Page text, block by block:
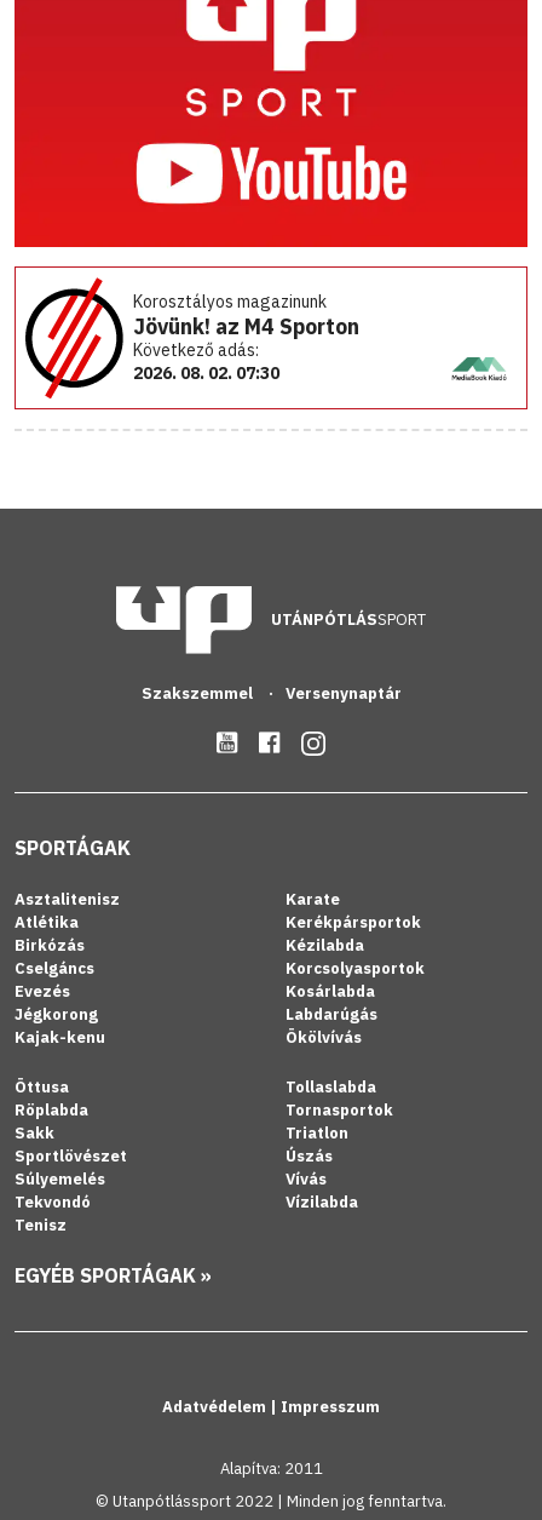
Korosztályos magazinunk
Jövünk! az M4 Sporton
Következő adás:
2026. 08. 02. 07:30
UTÁNPÓTLÁSSPORT
Szakszemmel Versenynaptár
SPORTÁGAK
Asztalitenisz
Atlétika
Birkózás
Cselgáncs
Evezés
Jégkorong
Kajak-kenu
Karate
Kerékpársportok
Kézilabda
Korcsolyasportok
Kosárlabda
Labdarúgás
Ökölvívás
Öttusa
Röplabda
Sakk
Sportlövészet
Súlyemelés
Tekvondó
Tenisz
Tollaslabda
Tornasportok
Triatlon
Úszás
Vívás
Vízilabda
EGYÉB SPORTÁGAK »
Adatvédelem | Impresszum
Alapítva: 2011
© Utanpótlássport 2022 | Minden jog fenntartva.